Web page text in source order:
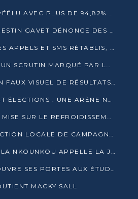
SASSOU N’GUESSO RÉÉLU AVEC PLUS DE 94,82% DES VOIX
PRÉSIDENTIELLE : DESTIN GAVET DÉNONCE DES IRRÉGULARITÉS ET REVENDIQUE LA VICTOIRE
PRÉSIDENTIELLE : LES APPELS ET SMS RÉTABLIS, INTERNET RESTE BLOQUÉ
PRÉSIDENTIELLE A : UN SCRUTIN MARQUÉ PAR LA COUPURE D’INTERNET ET UNE AFFLUENCE TIMIDE À BRAZZAVILLE
PRÉSIDENTIELLE : UN FAUX VISUEL DE RÉSULTATS CIRCULE
RÉSEAUX SOCIAUX ET ÉLECTIONS : UNE ARÈNE NUMÉRIQUE EN PLEINE MUTATION AU CONGO
À FREETOWN, MEER MISE SUR LE REFROIDISSEMENT PASSIF FACE À LA CHALEUR EXTRÊME
BOUEMBA : LA DIRECTION LOCALE DE CAMPAGNE DE DENIS SASSOU N’GUESSO MULTIPLIE LES ACTIVITÉS DE MOBILISATION
ROCH BREDIN BISSALA NKOUNKOU APPELLE LA JEUNESSE DE GOMA TSÉ-TSÉ À UN VOTE MASSIF POUR DENIS SASSOU NGUESSO
CONGO TERMINAL OUVRE SES PORTES AUX ÉTUDIANTS EN TRANSPORT ET LOGISTIQUE
MACKY SALL